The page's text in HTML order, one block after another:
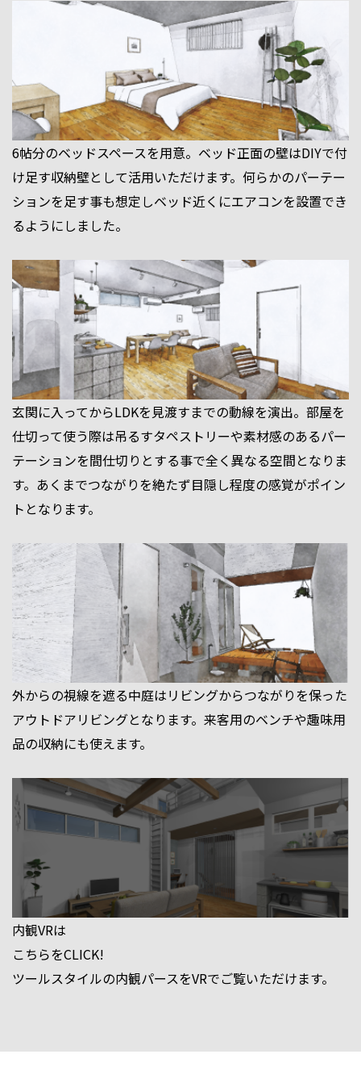
6帖分のベッドスペースを用意。ベッド正面の壁はDIYで付
け足す収納壁として活用いただけます。何らかのパーテー
ションを足す事も想定しベッド近くにエアコンを設置でき
るようにしました。
玄関に入ってからLDKを見渡すまでの動線を演出。部屋を
仕切って使う際は吊るすタペストリーや素材感のあるパー
テーションを間仕切りとする事で全く異なる空間となりま
す。あくまでつながりを絶たず目隠し程度の感覚がポイン
トとなります。
外からの視線を遮る中庭はリビングからつながりを保った
アウトドアリビングとなります。来客用のベンチや趣味用
品の収納にも使えます。
内観VRは
こちらをCLICK!
ツールスタイルの内観パースをVRでご覧いただけます。